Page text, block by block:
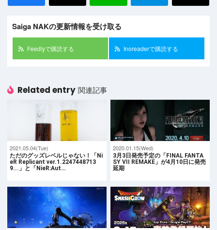
Saiga NAKの更新情報を受け取る
Feedlyで購読する Inoreaderで購読する
Related entry 関連記事
2021.05.04(Tue)
ただのグッズレベルじゃない！「Ni
eR Replicant ver.1.2247448713
9...」と「NieR:Aut…
2020.01.15(Wed)
3月3日発売予定の「FINAL FANTA
SY VII REMAKE」が4月10日に発売
延期